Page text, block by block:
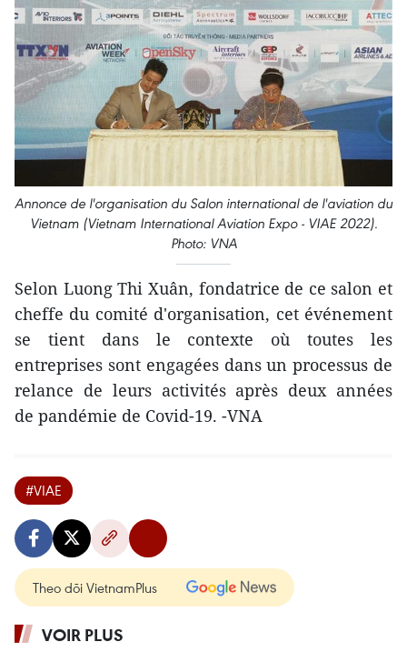
Annonce de l'organisation du Salon international de l'aviation du
Vietnam (Vietnam International Aviation Expo - VIAE 2022).
Photo: VNA
Selon Luong Thi Xuân, fondatrice de ce salon et
cheffe du comité d'organisation, cet événement
se tient dans le contexte où toutes les
entreprises sont engagées dans un processus de
relance de leurs activités après deux années
de pandémie de Covid-19. -VNA
#VIAE
Theo dõi VietnamPlus
VOIR PLUS